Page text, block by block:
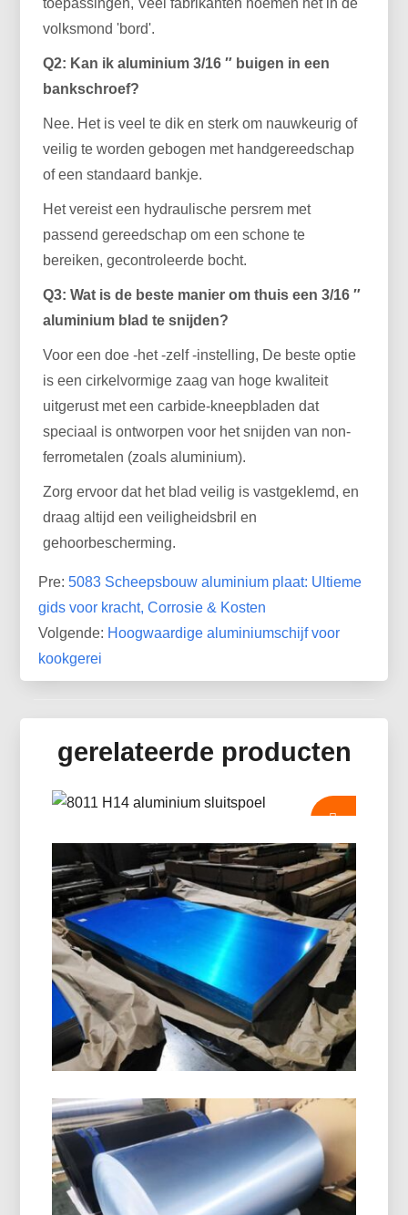
toepassingen, Veel fabrikanten noemen het in de
volksmond 'bord'.
Q2: Kan ik aluminium 3/16 ″ buigen in een
bankschroef?
Nee. Het is veel te dik en sterk om nauwkeurig of
veilig te worden gebogen met handgereedschap
of een standaard bankje.
Het vereist een hydraulische persrem met
passend gereedschap om een ​​schone te
bereiken, gecontroleerde bocht.
Q3: Wat is de beste manier om thuis een 3/16 ″
aluminium blad te snijden?
Voor een doe -het -zelf -instelling, De beste optie
is een cirkelvormige zaag van hoge kwaliteit
uitgerust met een carbide-kneepbladen dat
speciaal is ontworpen voor het snijden van non-
ferrometalen (zoals aluminium).
Zorg ervoor dat het blad veilig is vastgeklemd, en
draag altijd een veiligheidsbril en
gehoorbescherming.
Pre:5083 Scheepsbouw aluminium plaat: Ultieme
gids voor kracht, Corrosie & Kosten
Volgende: Hoogwaardige aluminiumschijf voor
kookgerei
gerelateerde producten
8011 H14 Aluminium Sluitspoel
8011 H14 aluminium sluitspoel is speciaal
ontworpen voor de productie van kroonkurken,
ROPP-doppen, schroefdoppen, en dranksluitingen.
Het biedt uitstekende formabiliteit,
corrosieweerstand, en superieure
oppervlaktekwaliteit.
Maritieme Kwaliteit 5086 H116
Aluminium Plaat
Leer hoe mariene kwaliteit 5086 H116 aluminium
plaat levert uitstekende prestaties in rompen,